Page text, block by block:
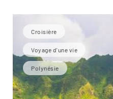
Croisière
Voyage d'une vie
Polynésie